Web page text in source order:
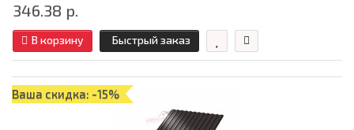
346.38 р.
В корзину Быстрый заказ
Ваша скидка: -15%